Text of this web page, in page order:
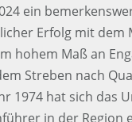
ein
Erfolg mit dem
hohem Maß an
Streben nach
1974 hat sich das
in der Region